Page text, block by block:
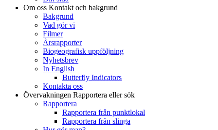
Om oss Kontakt och bakgrund
Bakgrund
Vad gör vi
Filmer
Årsrapporter
Biogeografisk uppföljning
Nyhetsbrev
In English
Butterfly Indicators
Kontakta oss
Övervakningen Rapportera eller sök
Rapportera
Rapportera från punktlokal
Rapportera från slinga